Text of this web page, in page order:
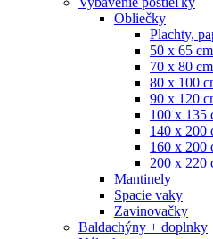
Obliečky
Plachty,
50 x 65 cm
70 x 80 cm
80 x 100
90 x 120
100 x 135
140 x 200
160 x 200
200 x 220
Mantinely
Spacie vaky
Zavinovačky
Baldachýny + doplnky